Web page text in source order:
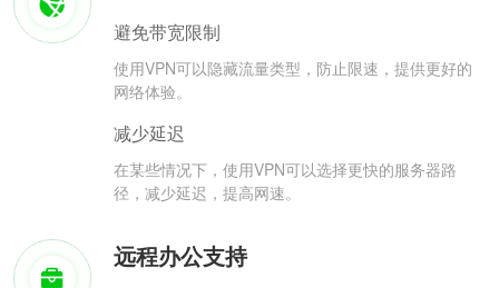
避免带宽限制
使用VPN可以隐藏流量类型，防止限速，提供更好的
网络体验。
减少延迟
在某些情况下，使用VPN可以选择更快的服务器路
径，减少延迟，提高网速。
远程办公支持